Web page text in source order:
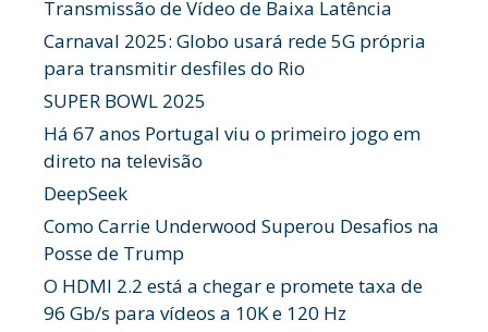
Transmissão de Vídeo de Baixa Latência
Carnaval 2025: Globo usará rede 5G própria
para transmitir desfiles do Rio
SUPER BOWL 2025
Há 67 anos Portugal viu o primeiro jogo em
direto na televisão
DeepSeek
Como Carrie Underwood Superou Desafios na
Posse de Trump
O HDMI 2.2 está a chegar e promete taxa de
96 Gb/s para vídeos a 10K e 120 Hz